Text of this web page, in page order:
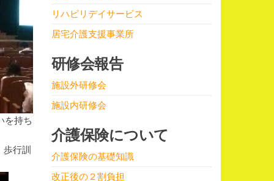
を持ち
歩行訓
リハビリデイサービス
居宅介護支援事業所
研修会報告
施設外研修会
施設内研修会
介護保険について
介護保険の基礎知識
改正後の２割負担